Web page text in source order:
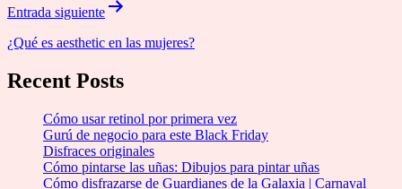
Entrada siguiente
¿Qué es aesthetic en las mujeres?
Recent Posts
Cómo usar retinol por primera vez
Gurú de negocio para este Black Friday
Disfraces originales
Cómo pintarse las uñas: Dibujos para pintar uñas
Cómo disfrazarse de Guardianes de la Galaxia | Carnaval